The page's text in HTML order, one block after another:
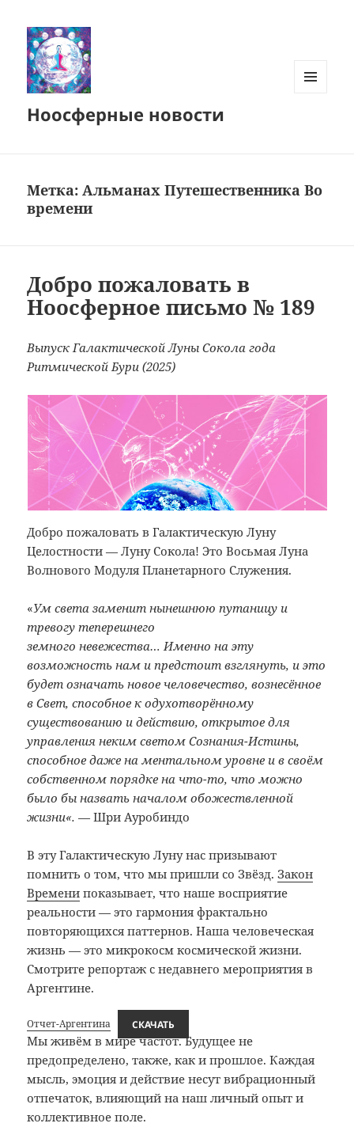
Ноосферные новости
Метка:Альманах Путешественника Во
времени
Добро пожаловать в
Ноосферное письмо № 189
Выпуск Галактической Луны Сокола года
Ритмической Бури (2025)
Добро пожаловать в Галактическую Луну
Целостности — Луну Сокола! Это Восьмая Луна
Волнового Модуля Планетарного Служения.
«Ум света заменит нынешнюю путаницу и
тревогу теперешнего
земного невежества… Именно на эту
возможность нам и предстоит взглянуть, и это
будет означать новое человечество, вознесённое
в Свет, способное к одухотворённому
существованию и действию, открытое для
управления неким светом Сознания-Истины,
способное даже на ментальном уровне и в своём
собственном порядке на что-то, что можно
было бы назвать началом обожествленной
жизни«.— Шри Ауробиндо
В эту Галактическую Луну нас призывают
помнить о том, что мы пришли со Звёзд.Закон
Времени показывает, что наше восприятие
реальности — это гармония фрактально
повторяющихся паттернов. Наша человеческая
жизнь — это микрокосм космической жизни.
Смотрите репортаж с недавнего мероприятия в
Аргентине.
Отчет-Аргентина СКАЧАТЬ
Мы живём в мире частот. Будущее не
предопределено, также, как и прошлое. Каждая
мысль, эмоция и действие несут вибрационный
отпечаток, влияющий на наш личный опыт и
коллективное поле.